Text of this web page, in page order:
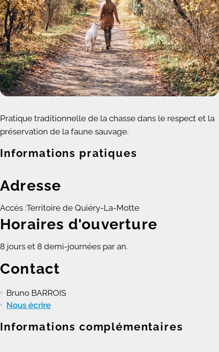
Pratique traditionnelle de la chasse dans le respect et la
préservation de la faune sauvage.
Informations pratiques
Adresse
Accès :Territoire de Quiéry-La-Motte
Horaires d'ouverture
8 jours et 8 demi-journées par an.
Contact
Bruno BARROIS
Nous écrire
Informations complémentaires